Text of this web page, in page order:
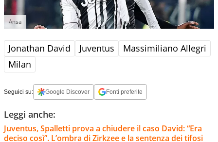
Ansa
Jonathan David Juventus
Massimiliano Allegri
Milan
Seguici su: Google Discover Fonti preferite
Leggi anche:
Juventus, Spalletti prova a chiudere il caso David: “Era
deciso così”. L’ombra di Zirkzee e la sentenza dei tifosi